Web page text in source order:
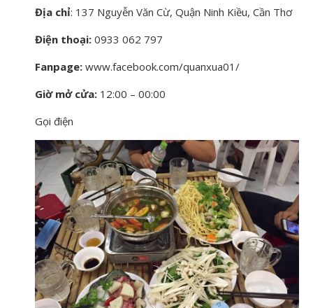
Địa chỉ: 137 Nguyễn Văn Cừ, Quận Ninh Kiều, Cần Thơ
Điện thoại: 0933 062 797
Fanpage: www.facebook.com/quanxua01/
Giờ mở cửa: 12:00 – 00:00
Gọi điện